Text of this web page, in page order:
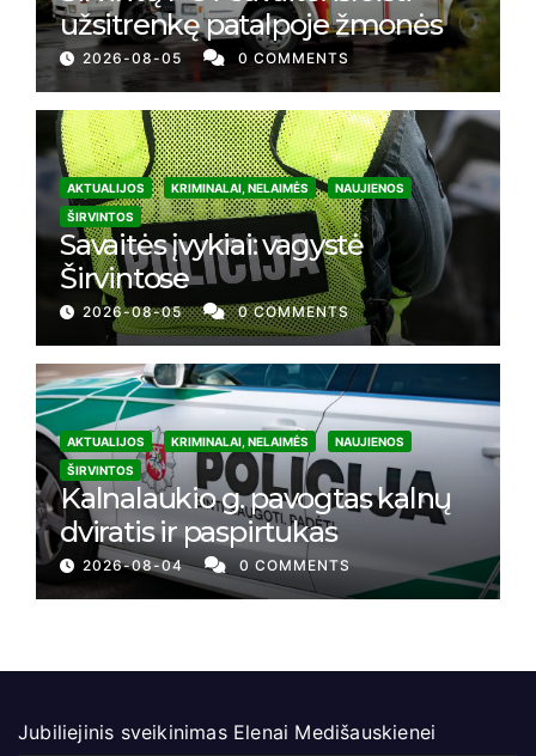
užsitrenkę patalpoje žmonės
2026-08-05 0 COMMENTS
AKTUALIJOS KRIMINALAI, NELAIMĖS
NAUJIENOS
ŠIRVINTOS
Savaitės įvykiai: vagystė
Širvintose
2026-08-05 0 COMMENTS
AKTUALIJOS KRIMINALAI, NELAIMĖS
NAUJIENOS
ŠIRVINTOS
Kalnalaukio g. pavogtas kalnų
dviratis ir paspirtukas
2026-08-04 0 COMMENTS
Jubiliejinis sveikinimas Elenai Medišauskienei